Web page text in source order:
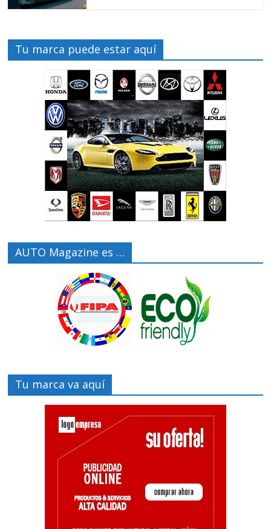
Tu marca puede estar aquí
AUTO Magazine es …
Tu marca va aquí